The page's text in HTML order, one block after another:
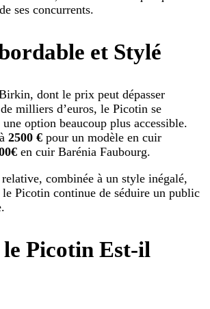
ses concurrents.
et Stylé
dont le prix peut dépasser
milliers d’euros, le Picotin se
option beaucoup plus accessible.
2500 € pour un modèle en cuir
en cuir Barénia Faubourg.
combinée à un style inégalé,
Picotin continue de séduire un public
Picotin Est-il